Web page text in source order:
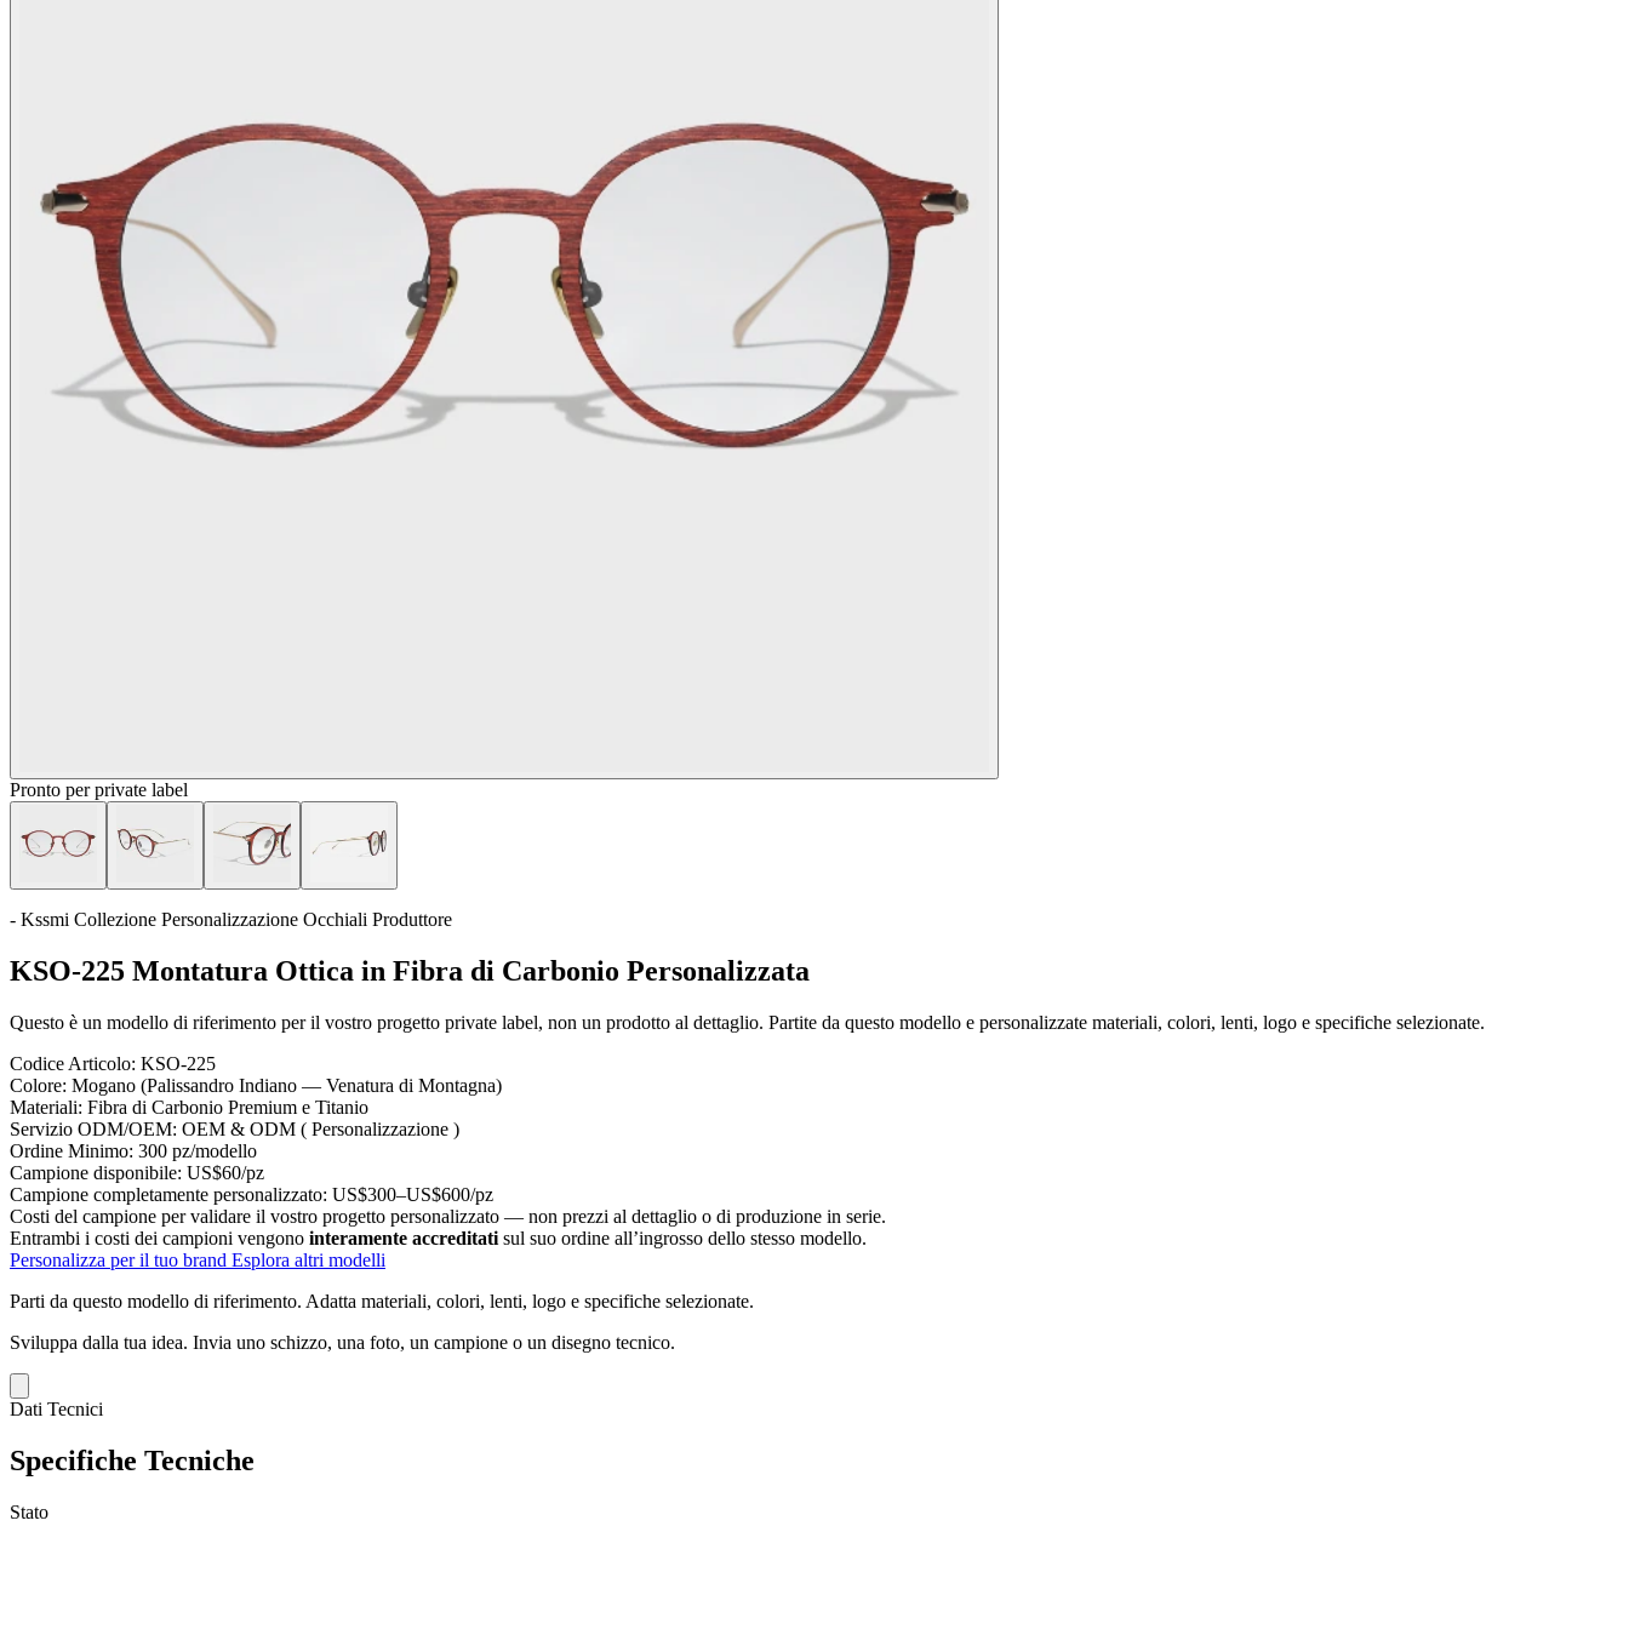
Pronto per private label
- Kssmi Collezione Personalizzazione Occhiali Produttore
KSO-225 Montatura Ottica in Fibra di Carbonio Personalizzata
Questo è un modello di riferimento per il vostro progetto private label, non un prodotto al dettaglio. Partite da questo modello e personalizzate materiali, colori, lenti, logo e specifiche selezionate.
Codice Articolo: KSO-225
Colore: Mogano (Palissandro Indiano — Venatura di Montagna)
Materiali: Fibra di Carbonio Premium e Titanio
Servizio ODM/OEM: OEM & ODM ( Personalizzazione )
Ordine Minimo: 300 pz/modello
Campione disponibile: US$60/pz
Campione completamente personalizzato: US$300–US$600/pz
Costi del campione per validare il vostro progetto personalizzato — non prezzi al dettaglio o di produzione in serie.
Entrambi i costi dei campioni vengono interamente accreditati sul suo ordine all’ingrosso dello stesso modello.
Personalizza per il tuo brand Esplora altri modelli
Parti da questo modello di riferimento. Adatta materiali, colori, lenti, logo e specifiche selezionate.
Sviluppa dalla tua idea. Invia uno schizzo, una foto, un campione o un disegno tecnico.
Dati Tecnici
Specifiche Tecniche
Stato